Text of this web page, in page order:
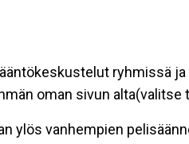
ryhmissä
oman sivun
ylös vanhempien